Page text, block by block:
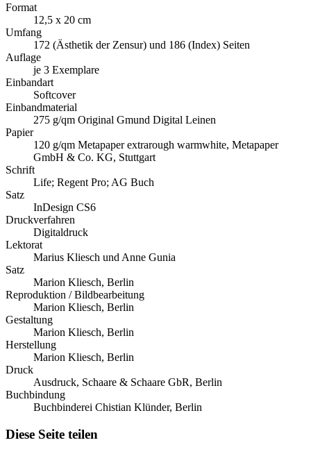
Format
12,5 x 20 cm
Umfang
172 (Ästhetik der Zensur) und 186 (Index) Seiten
Auflage
je 3 Exemplare
Einbandart
Softcover
Einbandmaterial
275 g/qm Original Gmund Digital Leinen
Papier
120 g/qm Metapaper extrarough warmwhite, Metapaper
GmbH & Co. KG, Stuttgart
Schrift
Life; Regent Pro; AG Buch
Satz
InDesign CS6
Druckverfahren
Digitaldruck
Lektorat
Marius Kliesch und Anne Gunia
Satz
Marion Kliesch, Berlin
Reproduktion / Bildbearbeitung
Marion Kliesch, Berlin
Gestaltung
Marion Kliesch, Berlin
Herstellung
Marion Kliesch, Berlin
Druck
Ausdruck, Schaare & Schaare GbR, Berlin
Buchbindung
Buchbinderei Chistian Klünder, Berlin
Diese Seite teilen